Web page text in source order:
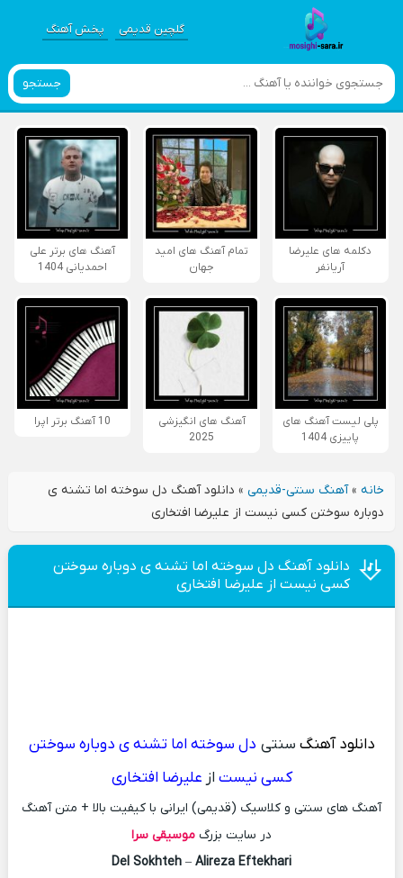
گلچین قدیمی پخش آهنگ
جستجو
دکلمه های علیرضا
آریانفر
تمام آهنگ های امید
جهان
آهنگ های برتر علی
احمدیانی 1404
پلی لیست آهنگ های
پاییزی 1404
آهنگ های انگیزشی
2025
10 آهنگ برتر اپرا
خانه»آهنگ سنتی-قدیمی» دانلود آهنگ دل سوخته اما تشنه ی
دوباره سوختن کسی نیست از علیرضا افتخاری
دانلود آهنگ دل سوخته اما تشنه ی دوباره سوختن
کسی نیست از علیرضا افتخاری
دانلود آهنگ سنتی دل سوخته اما تشنه ی دوباره سوختن
کسی نیست از علیرضا افتخاری
آهنگ های سنتی و کلاسیک (قدیمی) ایرانی با کیفیت بالا + متن آهنگ
در سایت بزرگ موسیقی سرا
Del Sokhteh – Alireza Eftekhari